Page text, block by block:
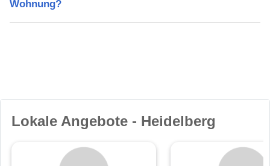
Wohnung?
Lokale Angebote - Heidelberg